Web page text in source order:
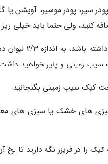
سیر، پودر موسیر، آویشن یا
کنید، ولی حتما باید خیلی
*اگر می خواهید
سیب زمینی و پنیر خواهید
های خشک یا سبزی های
را در فریزر نگه دارید تا یخ